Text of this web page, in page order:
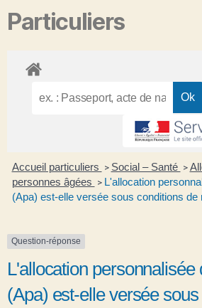
Particuliers
Accueil particuliers > Social – Santé >
personnes âgées > L'allocation
(Apa) est-elle versée sous conditions de
Question-réponse
L'allocation personnalisée
(Apa) est-elle versée